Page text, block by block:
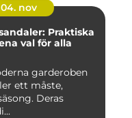
04. nov
Praktiska
val för alla
garderoben
ett måste,
Deras